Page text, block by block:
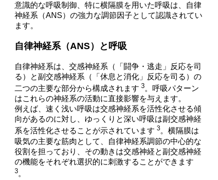
意識的な呼吸制御、特に横隔膜を用いた呼吸は、自律
神経系（ANS）の強力な調節因子として認識されてい
ます。
自律神経系（ANS）と呼吸
自律神経系は、交感神経系（「闘争・逃走」反応を司
る）と副交感神経系（「休息と消化」反応を司る）の
二つの主要な部分から構成されます3。呼吸パターン
はこれらの神経系の活動に直接影響を与えます。
例えば、速く浅い呼吸は交感神経系を活性化させる傾
向があるのに対し、ゆっくりと深い呼吸は副交感神経
系を活性化させることが示されています3。横隔膜は
吸気の主要な筋肉として、自律神経系調節の中心的な
役割を担っており、その動きは交感神経と副交感神経
の機能をそれぞれ選択的に刺激することができます
3。